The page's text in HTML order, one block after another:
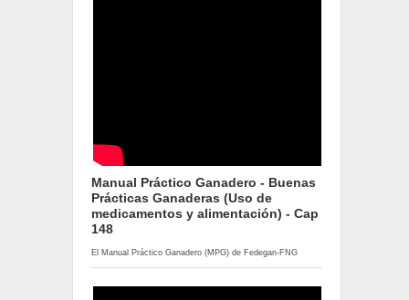
Manual Práctico Ganadero - Buenas
Prácticas Ganaderas (Uso de
medicamentos y alimentación) - Cap
148
El Manual Práctico Ganadero (MPG) de Fedegan-FNG